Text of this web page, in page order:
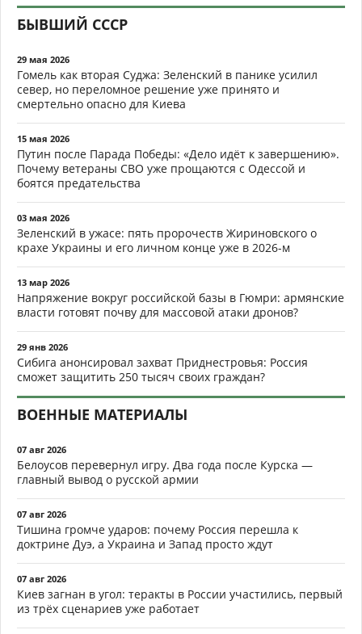
БЫВШИЙ СССР
29 мая 2026
Гомель как вторая Суджа: Зеленский в панике усилил
север, но переломное решение уже принято и
смертельно опасно для Киева
15 мая 2026
Путин после Парада Победы: «Дело идёт к завершению».
Почему ветераны СВО уже прощаются с Одессой и
боятся предательства
03 мая 2026
Зеленский в ужасе: пять пророчеств Жириновского о
крахе Украины и его личном конце уже в 2026-м
13 мар 2026
Напряжение вокруг российской базы в Гюмри: армянские
власти готовят почву для массовой атаки дронов?
29 янв 2026
Сибига анонсировал захват Приднестровья: Россия
сможет защитить 250 тысяч своих граждан?
ВОЕННЫЕ МАТЕРИАЛЫ
07 авг 2026
Белоусов перевернул игру. Два года после Курска —
главный вывод о русской армии
07 авг 2026
Тишина громче ударов: почему Россия перешла к
доктрине Дуэ, а Украина и Запад просто ждут
07 авг 2026
Киев загнан в угол: теракты в России участились, первый
из трёх сценариев уже работает